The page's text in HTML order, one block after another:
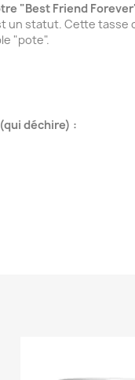
"Best Friend
un statut. Cette
"pote".
déchire) :